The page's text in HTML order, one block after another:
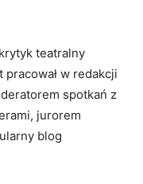
teatralny
w redakcji
spotkań z
jurorem
blog